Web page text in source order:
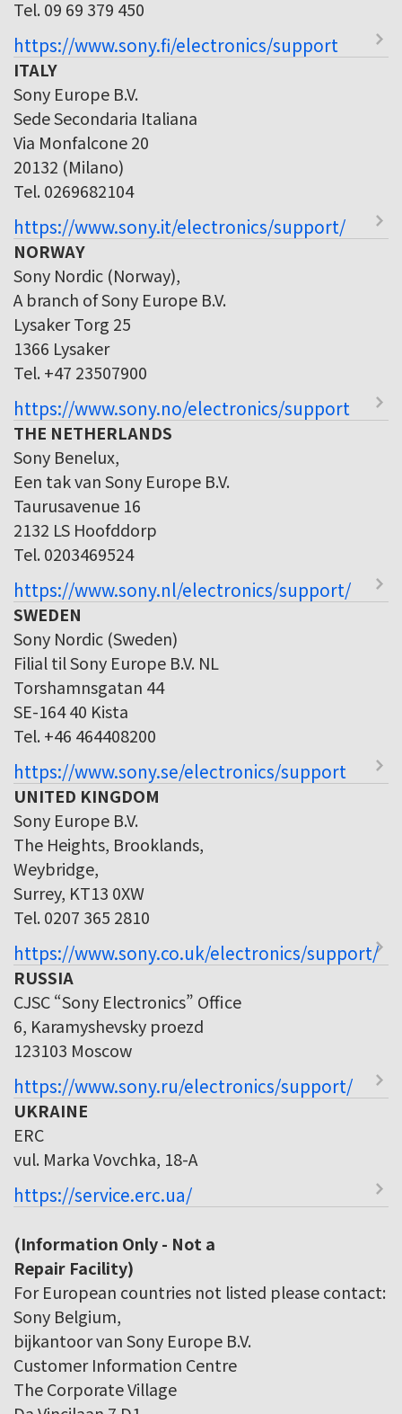
Tel. 09 69 379 450
https://www.sony.fi/electronics/support
ITALY
Sony Europe B.V.
Sede Secondaria Italiana
Via Monfalcone 20
20132 (Milano)
Tel. 0269682104
https://www.sony.it/electronics/support/
NORWAY
Sony Nordic (Norway),
A branch of Sony Europe B.V.
Lysaker Torg 25
1366 Lysaker
Tel. +47 23507900
https://www.sony.no/electronics/support
THE NETHERLANDS
Sony Benelux,
Een tak van Sony Europe B.V.
Taurusavenue 16
2132 LS Hoofddorp
Tel. 0203469524
https://www.sony.nl/electronics/support/
SWEDEN
Sony Nordic (Sweden)
Filial til Sony Europe B.V. NL
Torshamnsgatan 44
SE-164 40 Kista
Tel. +46 464408200
https://www.sony.se/electronics/support
UNITED KINGDOM
Sony Europe B.V.
The Heights, Brooklands,
Weybridge,
Surrey, KT13 0XW
Tel. 0207 365 2810
https://www.sony.co.uk/electronics/support/
RUSSIA
CJSC “Sony Electronics” Office
6, Karamyshevsky proezd
123103 Moscow
https://www.sony.ru/electronics/support/
UKRAINE
ERC
vul. Marka Vovchka, 18-A
https://service.erc.ua/
(Information Only - Not a
Repair Facility)
For European countries not listed please contact:
Sony Belgium,
bijkantoor van Sony Europe B.V.
Customer Information Centre
The Corporate Village